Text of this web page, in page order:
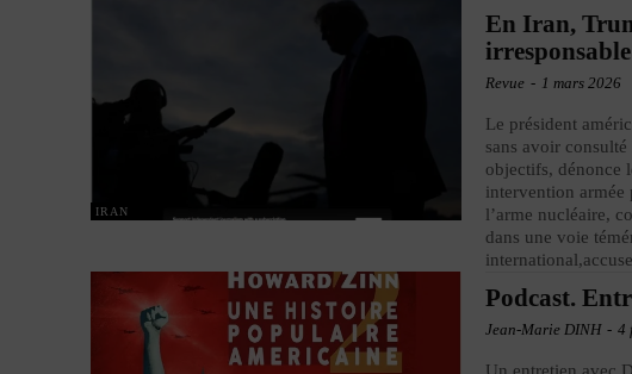
IRAN
En Iran,
Revue - 1 mars 2026
Le président
sans avoir
objectifs, dénonce
intervention armée
l’arme nucléaire,
dans une voie
Podcast.
Jean-Marie DINH - 4